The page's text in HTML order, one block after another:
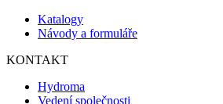
Katalogy
Návody a formuláře
KONTAKT
Hydroma
Vedení společnosti